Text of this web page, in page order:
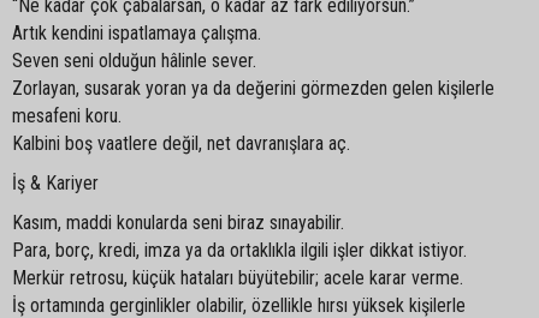
“Ne kadar çok çabalarsan, o kadar az fark ediliyorsun.”
Artık kendini ispatlamaya çalışma.
Seven seni olduğun hâlinle sever.
Zorlayan, susarak yoran ya da değerini görmezden gelen kişilerle
mesafeni koru.
Kalbini boş vaatlere değil, net davranışlara aç.
İş & Kariyer
Kasım, maddi konularda seni biraz sınayabilir.
Para, borç, kredi, imza ya da ortaklıkla ilgili işler dikkat istiyor.
Merkür retrosu, küçük hataları büyütebilir; acele karar verme.
İş ortamında gerginlikler olabilir, özellikle hırsı yüksek kişilerle